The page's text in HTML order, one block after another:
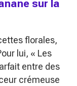
sur la
florales,
lui, « Les
entre des
crémeuse